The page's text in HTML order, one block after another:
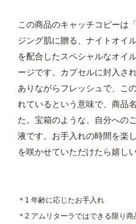
この商品のキャッチコピーは
ジング肌に贈る、ナイトオイ
を配合したスペシャルなオイ
ージです。カプセルに封入さ
ありながらフレッシュで、こ
れているという意味で、商品
た。宝箱のような、自分への
液です。お手入れの時間を楽
を咲かせていただけたら嬉しい
＊1 年齢に応じたお手入れ
＊2 アムリターラではできる限り